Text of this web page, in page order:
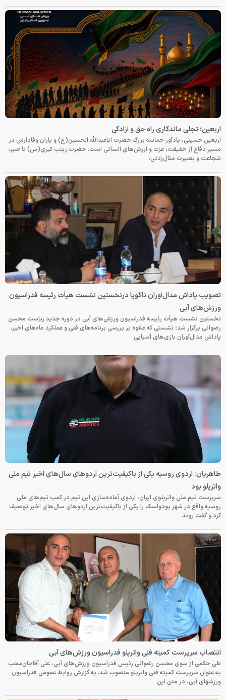
اربعین؛ تجلی ماندگاری راه حق و آزادگی
اربعین حسینی، یادآور حماسه بزرگ حضرت اباعبدالله الحسین(ع) و یاران وفادارش در
مسیر دفاع از حقیقت، عزت و ارزش‌های انسانی است. حضرت زینب کبری(س) با صبر،
شجاعت و بصیرت مثال‌زدنی،
تصویب پاداش مدال‌آوران ناگویا درنخستین نشست هیأت رئیسه فدراسیون
ورزش‌های آبی
نخستین نشست هیأت رئیسه فدراسیون ورزش‌های آبی در دوره جدید ریاست محسن
رضوانی برگزار شد؛ نشستی که علاوه بر بررسی برنامه‌های فنی و عملکرد ماه‌های اخیر،
پاداش مدال‌آوران بازی‌های آسیایی
طاهریان: اردوی روسیه یکی از باکیفیت‌ترین اردوهای سال‌های اخیر تیم ملی
واترپلو بود
سرپرست تیم ملی واترپلوی ایران، اردوی آماده‌سازی این تیم در کمپ تیم‌های ملی
روسیه واقع در شهر پودولسک را یکی از باکیفیت‌ترین اردوهای سال‌های اخیر توصیف
کرد و گفت روند
انتصاب سرپرست کمیته فنی واترپلو فدراسیون ورزش‌های آبی
طی حکمی از سوی محسن رضوانی رئیس فدراسیون ورزش‌های آبی، علی آقاجان‌محب
به عنوان سرپرست کمیته فنی واترپلو منصوب شد. به گزارش روابط عمومی فدراسیون
ورزشهای آبی، در متن این